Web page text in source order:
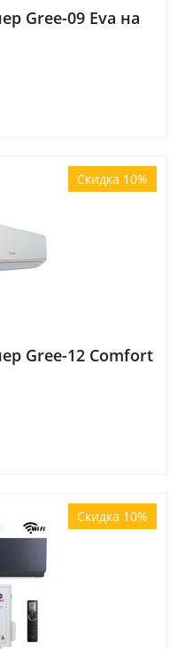
Gree-09 Eva на
Скидка 10%
Gree-12 Comfort
Скидка 10%